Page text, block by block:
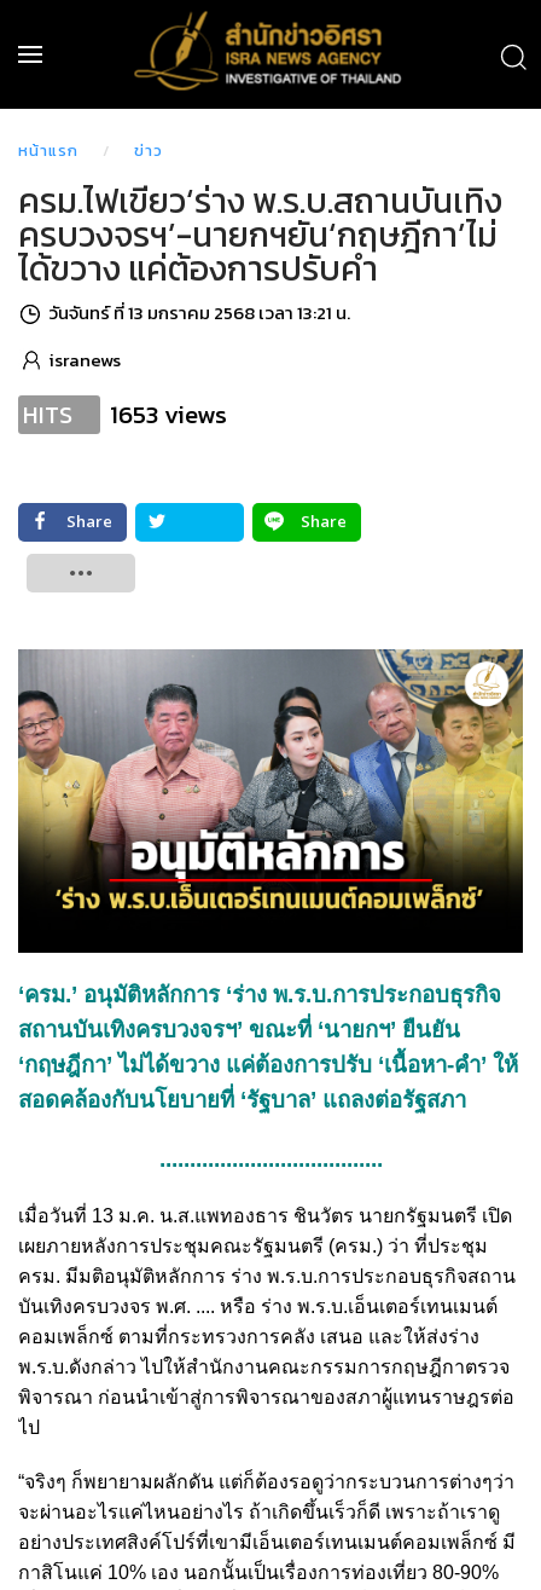
หน้าแรก ข่าว
ครม.ไฟเขียว‘ร่าง พ.ร.บ.สถานบันเทิง
ครบวงจรฯ’-นายกฯยัน‘กฤษฎีกา’ไม่
ได้ขวาง แค่ต้องการปรับคำ
วันจันทร์ ที่ 13 มกราคม 2568 เวลา 13:21 น.
isranews
HITS 1653 views
Share
Share
‘ครม.’ อนุมัติหลักการ ‘ร่าง พ.ร.บ.การประกอบธุรกิจ
สถานบันเทิงครบวงจรฯ’ ขณะที่ ‘นายกฯ’ ยืนยัน
‘กฤษฎีกา’ ไม่ได้ขวาง แค่ต้องการปรับ ‘เนื้อหา-คำ’ ให้
สอดคล้องกับนโยบายที่ ‘รัฐบาล’ แถลงต่อรัฐสภา
.....................................
เมื่อวันที่ 13 ม.ค. น.ส.แพทองธาร ชินวัตร นายกรัฐมนตรี เปิด
เผยภายหลังการประชุมคณะรัฐมนตรี (ครม.) ว่า ที่ประชุม
ครม. มีมติอนุมัติหลักการ ร่าง พ.ร.บ.การประกอบธุรกิจสถาน
บันเทิงครบวงจร พ.ศ. .... หรือ ร่าง พ.ร.บ.เอ็นเตอร์เทนเมนต์
คอมเพล็กซ์ ตามที่กระทรวงการคลัง เสนอ และให้ส่งร่าง
พ.ร.บ.ดังกล่าว ไปให้สำนักงานคณะกรรมการกฤษฎีกาตรวจ
พิจารณา ก่อนนำเข้าสู่การพิจารณาของสภาผู้แทนราษฎรต่อ
ไป
“จริงๆ ก็พยายามผลักดัน แต่ก็ต้องรอดูว่ากระบวนการต่างๆว่า
จะผ่านอะไรแค่ไหนอย่างไร ถ้าเกิดขึ้นเร็วก็ดี เพราะถ้าเราดู
อย่างประเทศสิงค์โปร์ที่เขามีเอ็นเตอร์เทนเมนต์คอมเพล็กซ์ มี
กาสิโนแค่ 10% เอง นอกนั้นเป็นเรื่องการท่องเที่ยว 80-90%